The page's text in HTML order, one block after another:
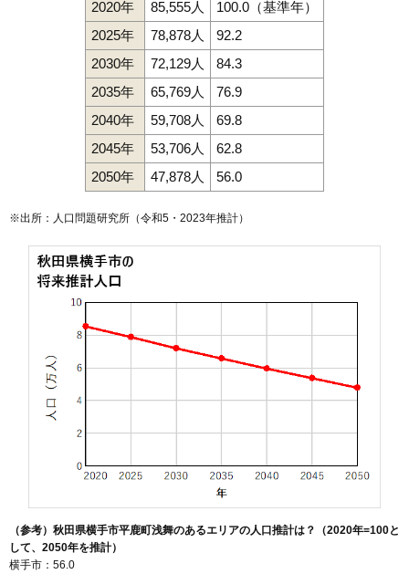
2020年 85,555人
100.0（基準年）
2025年
78,878人
92.2
2030年
72,129人
84.3
2035年
65,769人
76.9
2040年
59,708人
69.8
2045年
53,706人
62.8
2050年
47,878人 56.0
※出所：人口問題研究所（令和5・2023年推計）
（参考）秋田県横手市平鹿町浅舞のあるエリアの人口推計は？（2020年=100と
して、2050年を推計）
横手市：56.0